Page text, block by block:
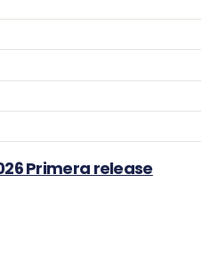
Primera release